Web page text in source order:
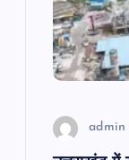
admin